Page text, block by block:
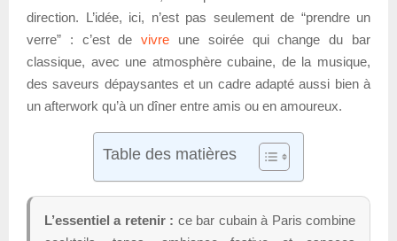
direction. L’idée, ici, n’est pas seulement de “prendre un
verre” : c’est devivre une soirée qui change du bar
classique, avec une atmosphère cubaine, de la musique,
des saveurs dépaysantes et un cadre adapté aussi bien à
un afterwork qu’à un dîner entre amis ou en amoureux.
Table des matières
L’essentiel a retenir : ce bar cubain à Paris combine